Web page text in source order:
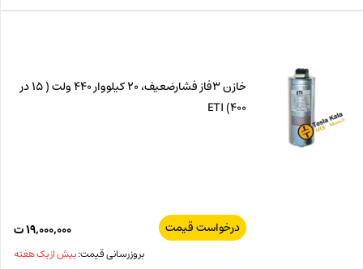
خازن 3فاز فشارضعیف، 20 کیلووار 440 ولت ( 15 در
400) ETI
درخواست قیمت ۱۹,۰۰۰,۰۰۰ت
بروزرسانی قیمت:بیش از یک هفته